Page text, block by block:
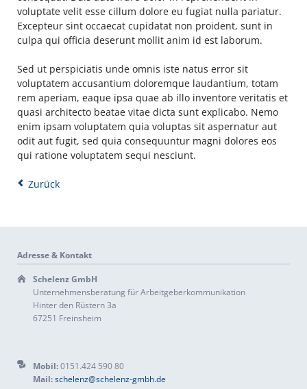
voluptate velit esse cillum dolore eu fugiat nulla pariatur.
Excepteur sint occaecat cupidatat non proident, sunt in
culpa qui officia deserunt mollit anim id est laborum.
Sed ut perspiciatis unde omnis iste natus error sit
voluptatem accusantium doloremque laudantium, totam
rem aperiam, eaque ipsa quae ab illo inventore veritatis et
quasi architecto beatae vitae dicta sunt explicabo. Nemo
enim ipsam voluptatem quia voluptas sit aspernatur aut
odit aut fugit, sed quia consequuntur magni dolores eos
qui ratione voluptatem sequi nesciunt.
Zurück
Adresse & Kontakt
Schelenz GmbH
Unternehmensberatung für Arbeitgeberkommunikation
Hinter den Rüstern 3a
67251 Freinsheim
Mobil:0151.424 590 80
Mail:schelenz@schelenz-gmbh.de